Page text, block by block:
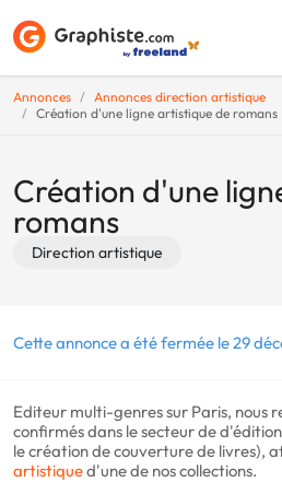
Annonces
Annonces direction artistique
Création d'une ligne artistique de romans
Création d'une
romans
Direction artistique
Cette annonce a été fermée le 29
Editeur multi-genres sur Paris, nous
confirmés dans le secteur de
le création de couverture de livres),
artistiqued'une de nos collections.